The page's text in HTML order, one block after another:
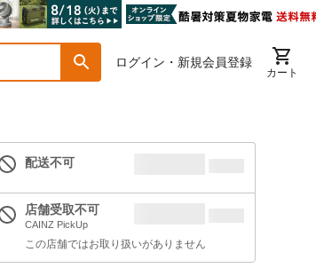
ログイン・新規会員登録
カート
配送不可
店舗受取不可
CAINZ PickUp
この店舗ではお取り扱いがありません